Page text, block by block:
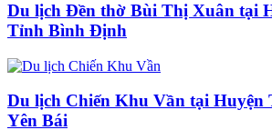
Du lịch Đền thờ Bùi Thị Xuân tại
Tỉnh Bình Định
Du lịch Chiến Khu Vần tại Huyện
Yên Bái